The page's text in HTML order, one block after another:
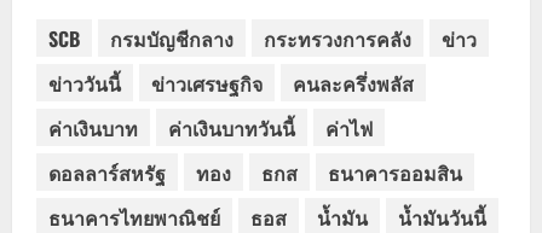
SCB กรมบัญชีกลาง กระทรวงการคลัง
ข่าว
ข่าววันนี้
ข่าวเศรษฐกิจ
คนละครึ่งพลัส
ค่าเงินบาท
ค่าเงินบาทวันนี้
ค่าไฟ
ดอลลาร์สหรัฐ
ทอง ธกส
ธนาคารออมสิน
ธนาคารไทยพาณิชย์
ธอส น้ำมัน
น้ำมันวันนี้